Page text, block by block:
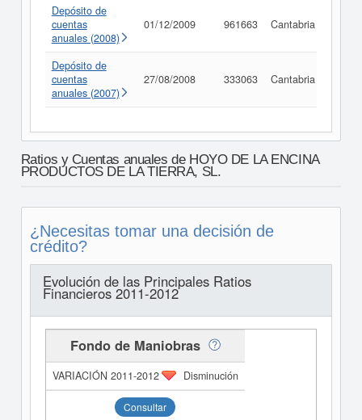
Depósito de
cuentas
anuales (2008)
01/12/2009 961663 Cantabria
Depósito de
cuentas
anuales (2007)
27/08/2008 333063 Cantabria
Ratios y Cuentas anuales de HOYO DE LA ENCINA
PRODUCTOS DE LA TIERRA, SL.
¿Necesitas tomar una decisión de
crédito?
Evolución de las Principales Ratios
Financieros 2011-2012
Fondo de Maniobras
Disminución
Consultar